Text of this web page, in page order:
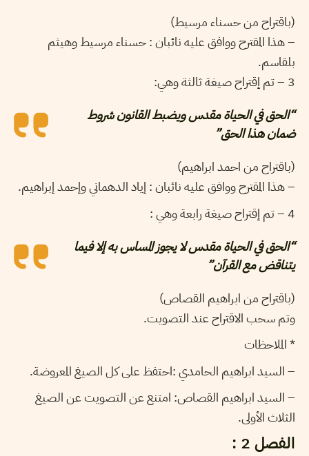
(باقتراح من حسناء مرسيط)
– هذا المقترح ووافق عليه نائبان : حسناء مرسيط وهيثم
بلقاسم.
3 – تم إقتراح صيغة ثالثة وهي:
“الحق في الحياة مقدس ويضبط القانون شروط
ضمان هذا الحق”
(باقتراح من احمد ابراهيم)
– هذا المقترح ووافق عليه نائبان : إياد الدهماني وإحمد إبراهيم.
4 – تم إقتراح صيغة رابعة وهي :
“الحق في الحياة مقدس لا يجوز المساس به إلا فيما
يتناقض مع القرآن”
(باقتراح من ابراهيم القصاص)
وتم سحب الاقتراح عند التصويت.
* الملاحظات
– السيد ابراهيم الحامدي :احتفظ على كل الصيغ المعروضة.
– السيد ابراهيم القصاص: امتنع عن التصويت عن الصيغ
الثلاث الأولى.
الفصل 2 :